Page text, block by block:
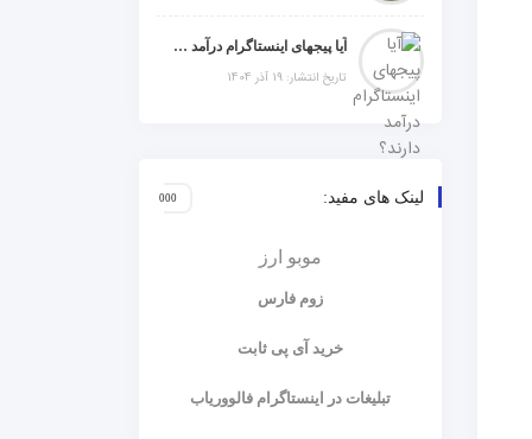
آیا پیجهای اینستاگرام درآمد دارند؟ راز موفقیت با استراتژی هوشمندانه
تاریخ انتشار: 19 آذر 1404
لینک های مفید:
موبو ارز
زوم فارس
خرید آی پی ثابت
تبلیغات در اینستاگرام فالووریاب